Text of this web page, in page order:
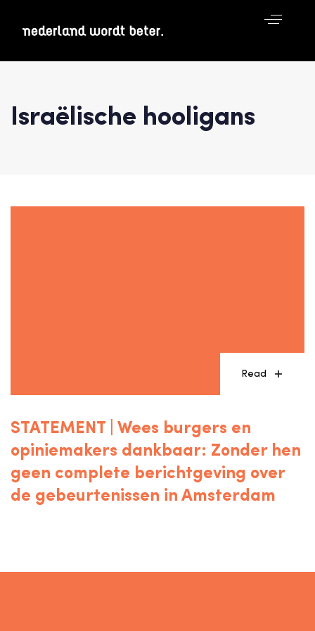
Israëlische hooligans
Read
STATEMENT | Wees burgers en
opiniemakers dankbaar: Zonder hen
geen complete berichtgeving over
de gebeurtenissen in Amsterdam